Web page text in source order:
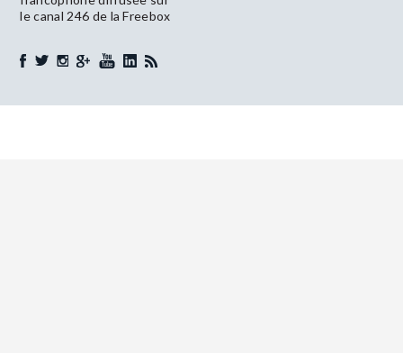
le canal 246 de la Freebox